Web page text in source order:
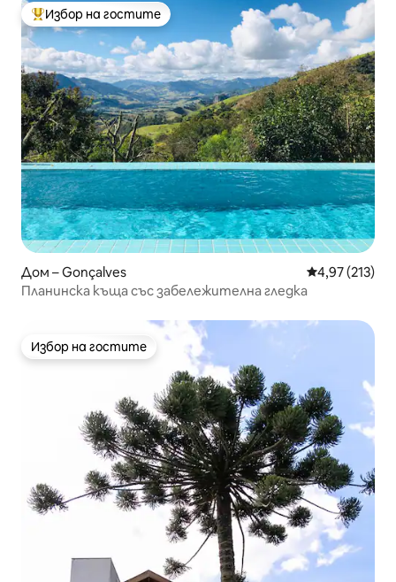
Най-популярен избор на гостите
Избор на гостите
Дом – Gonçalves Средна
4,97 (213)
Планинска къща със забележителна гледка
Избор на гостите
Избор на гостите